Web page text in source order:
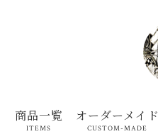
商品一覧
ITEMS
オーダーメイド
CUSTOM-MADE